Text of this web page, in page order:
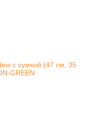
с сумкой (47 см, 35
GREEN